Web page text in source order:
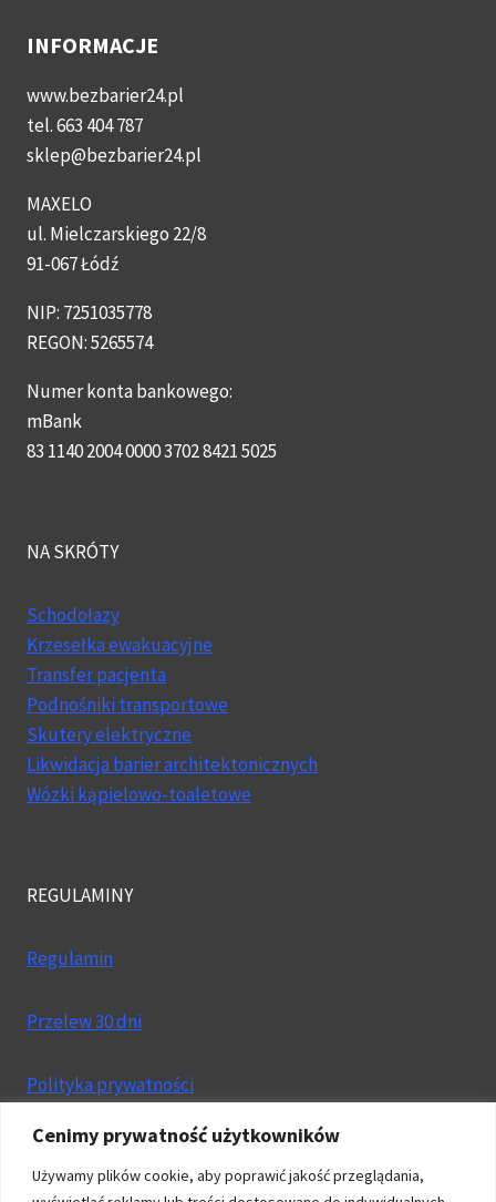
Cenimy prywatność użytkowników
Używamy plików cookie, aby poprawić jakość przeglądania,
INFORMACJE
www.bezbarier24.pl
tel. 663 404 787
sklep@bezbarier24.pl
MAXELO
ul. Mielczarskiego 22/8
91-067 Łódź
NIP: 7251035778
REGON: 5265574
Numer konta bankowego:
mBank
83 1140 2004 0000 3702 8421 5025
NA SKRÓTY
Schodołazy
Krzesełka ewakuacyjne
Transfer pacjenta
Podnośniki transportowe
Skutery elektryczne
Likwidacja barier architektonicznych
Wózki kąpielowo-toaletowe
REGULAMINY
Regulamin
Przelew 30 dni
Polityka prywatności
Dostawy